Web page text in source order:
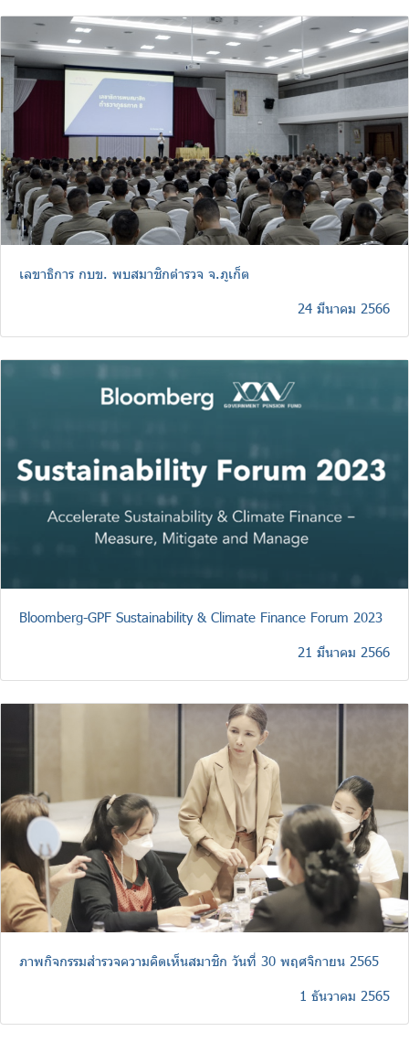
เลขาธิการ กบข. พบสมาชิกตำรวจ จ.ภูเก็ต
24 มีนาคม 2566
Bloomberg-GPF Sustainability & Climate Finance Forum 2023
21 มีนาคม 2566
ภาพกิจกรรมสำรวจความคิดเห็นสมาชิก วันที่ 30 พฤศจิกายน 2565
1 ธันวาคม 2565